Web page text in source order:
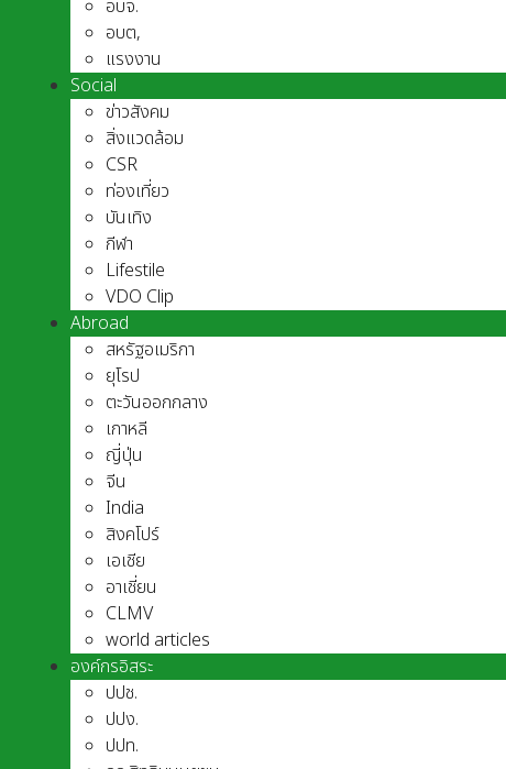
อบจ.
อบต,
แรงงาน
Social
ข่าวสังคม
สิ่งแวดล้อม
CSR
ท่องเที่ยว
บันเทิง
กีฬา
Lifestile
VDO Clip
Abroad
สหรัฐอเมริกา
ยุโรป
ตะวันออกกลาง
เกาหลี
ญี่ปุ่น
จีน
India
สิงคโปร์
เอเชีย
อาเชี่ยน
CLMV
world articles
องค์กรอิสระ
ปปช.
ปปง.
ปปท.